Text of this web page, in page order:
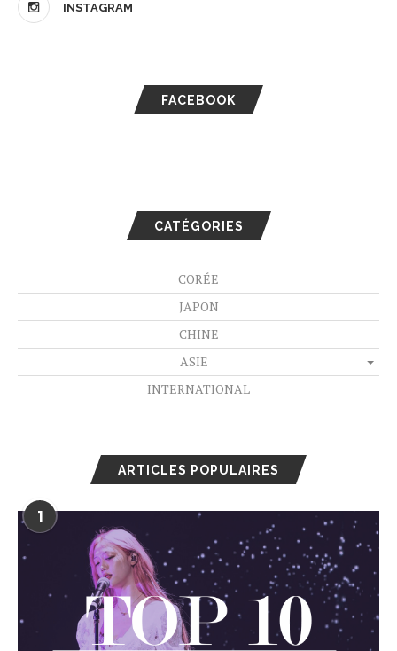
INSTAGRAM
FACEBOOK
CATÉGORIES
CORÉE
JAPON
CHINE
ASIE
INTERNATIONAL
ARTICLES POPULAIRES
1